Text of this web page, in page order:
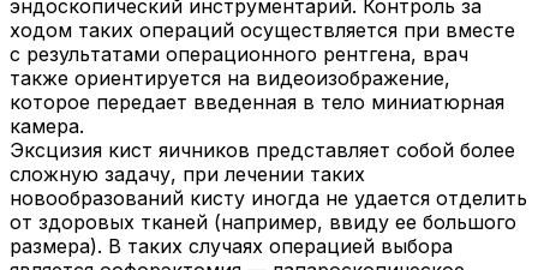
эндоскопический инструментарий. Контроль за
ходом таких операций осуществляется при вместе
с результатами операционного рентгена, врач
также ориентируется на видеоизображение,
которое передает введенная в тело миниатюрная
камера.
Эксцизия кист яичников представляет собой более
сложную задачу, при лечении таких
новообразований кисту иногда не удается отделить
от здоровых тканей (например, ввиду ее большого
размера). В таких случаях операцией выбора